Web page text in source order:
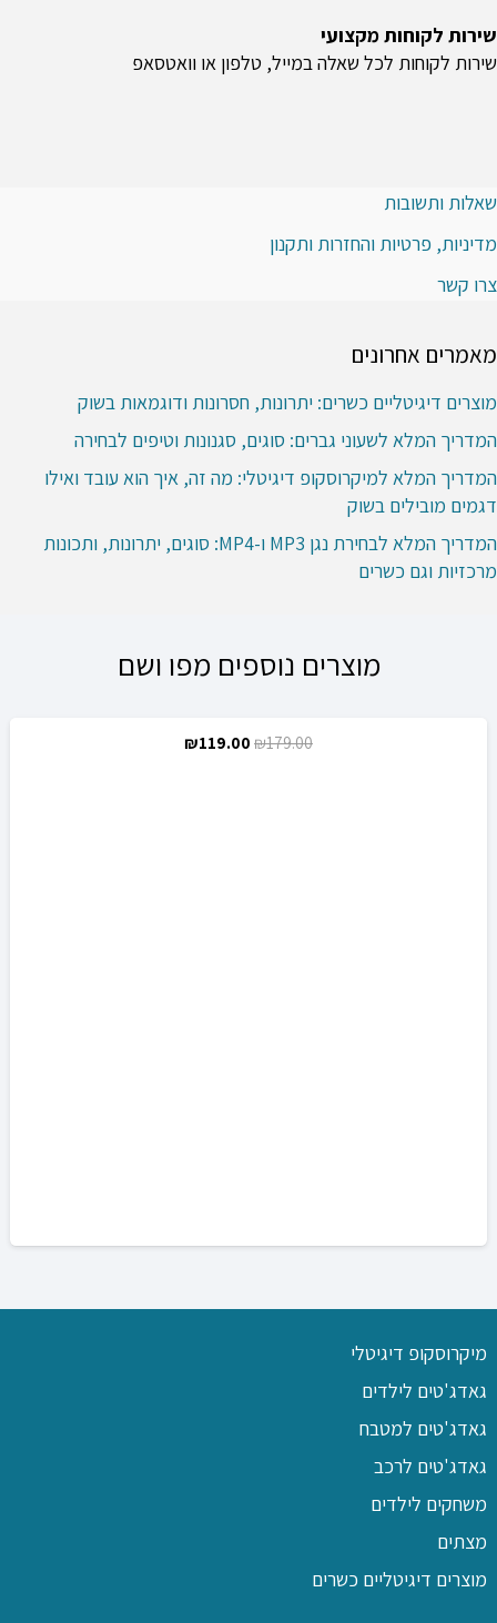
שירות לקוחות מקצועי
שירות לקוחות לכל שאלה במייל, טלפון או וואטסאפ
שאלות ותשובות
מדיניות, פרטיות והחזרות ותקנון
צרו קשר
מאמרים אחרונים
מוצרים דיגיטליים כשרים: יתרונות, חסרונות ודוגמאות בשוק
המדריך המלא לשעוני גברים: סוגים, סגנונות וטיפים לבחירה
המדריך המלא למיקרוסקופ דיגיטלי: מה זה, איך הוא עובד ואילו
דגמים מובילים בשוק
המדריך המלא לבחירת נגן MP3 ו-MP4: סוגים, יתרונות, ותכונות
מרכזיות וגם כשרים
מוצרים נוספים מפו ושם
₪179.00
המחיר ₪119.00
המחיר
מיקרוסקופ דיגיטלי
גאדג'טים לילדים
גאדג'טים למטבח
גאדג'טים לרכב
משחקים לילדים
מצתים
מוצרים דיגיטליים כשרים